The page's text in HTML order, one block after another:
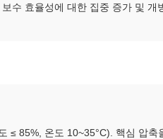
수 효율성에 대한 집중 증가 및
≤ 85%, 온도 10~35°C). 핵심 압